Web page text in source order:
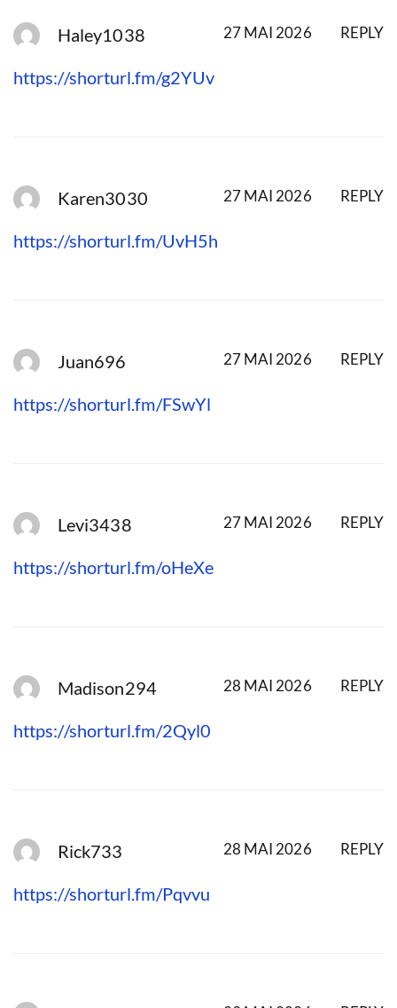
Haley1038 REPLY
27 MAI 2026
https://shorturl.fm/g2YUv
Karen3030 REPLY
27 MAI 2026
https://shorturl.fm/UvH5h
Juan696 REPLY
27 MAI 2026
https://shorturl.fm/FSwYl
Levi3438 REPLY
27 MAI 2026
https://shorturl.fm/oHeXe
Madison294 REPLY
28 MAI 2026
https://shorturl.fm/2Qyl0
Rick733 REPLY
28 MAI 2026
https://shorturl.fm/Pqvvu